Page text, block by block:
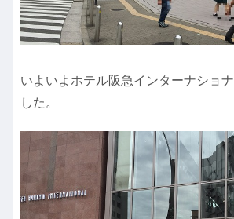
いよいよホテル阪急インターナショ
した。